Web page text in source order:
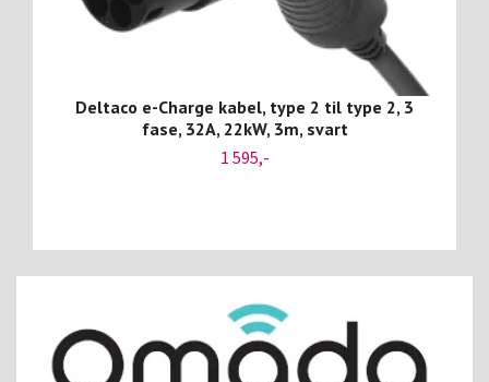
Deltaco e-Charge kabel, type 2 til type 2, 3
fase, 32A, 22kW, 3m, svart
1 595,-